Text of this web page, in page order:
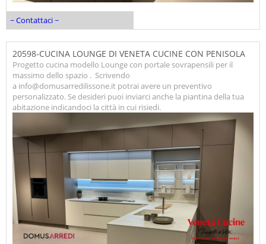
~ Contattaci ~
20598-CUCINA LOUNGE DI VENETA CUCINE CON PENISOLA
Progetto cucina modello Lounge con portale sovrapensili per il
massimo dello spazio . Scrivendo
a info@domusarredilissone.it potrai avere un preventivo
personalizzato. Se desideri puoi inviarci anche la piantina della tua
abitazione indicandoci la città in cui risiedi.